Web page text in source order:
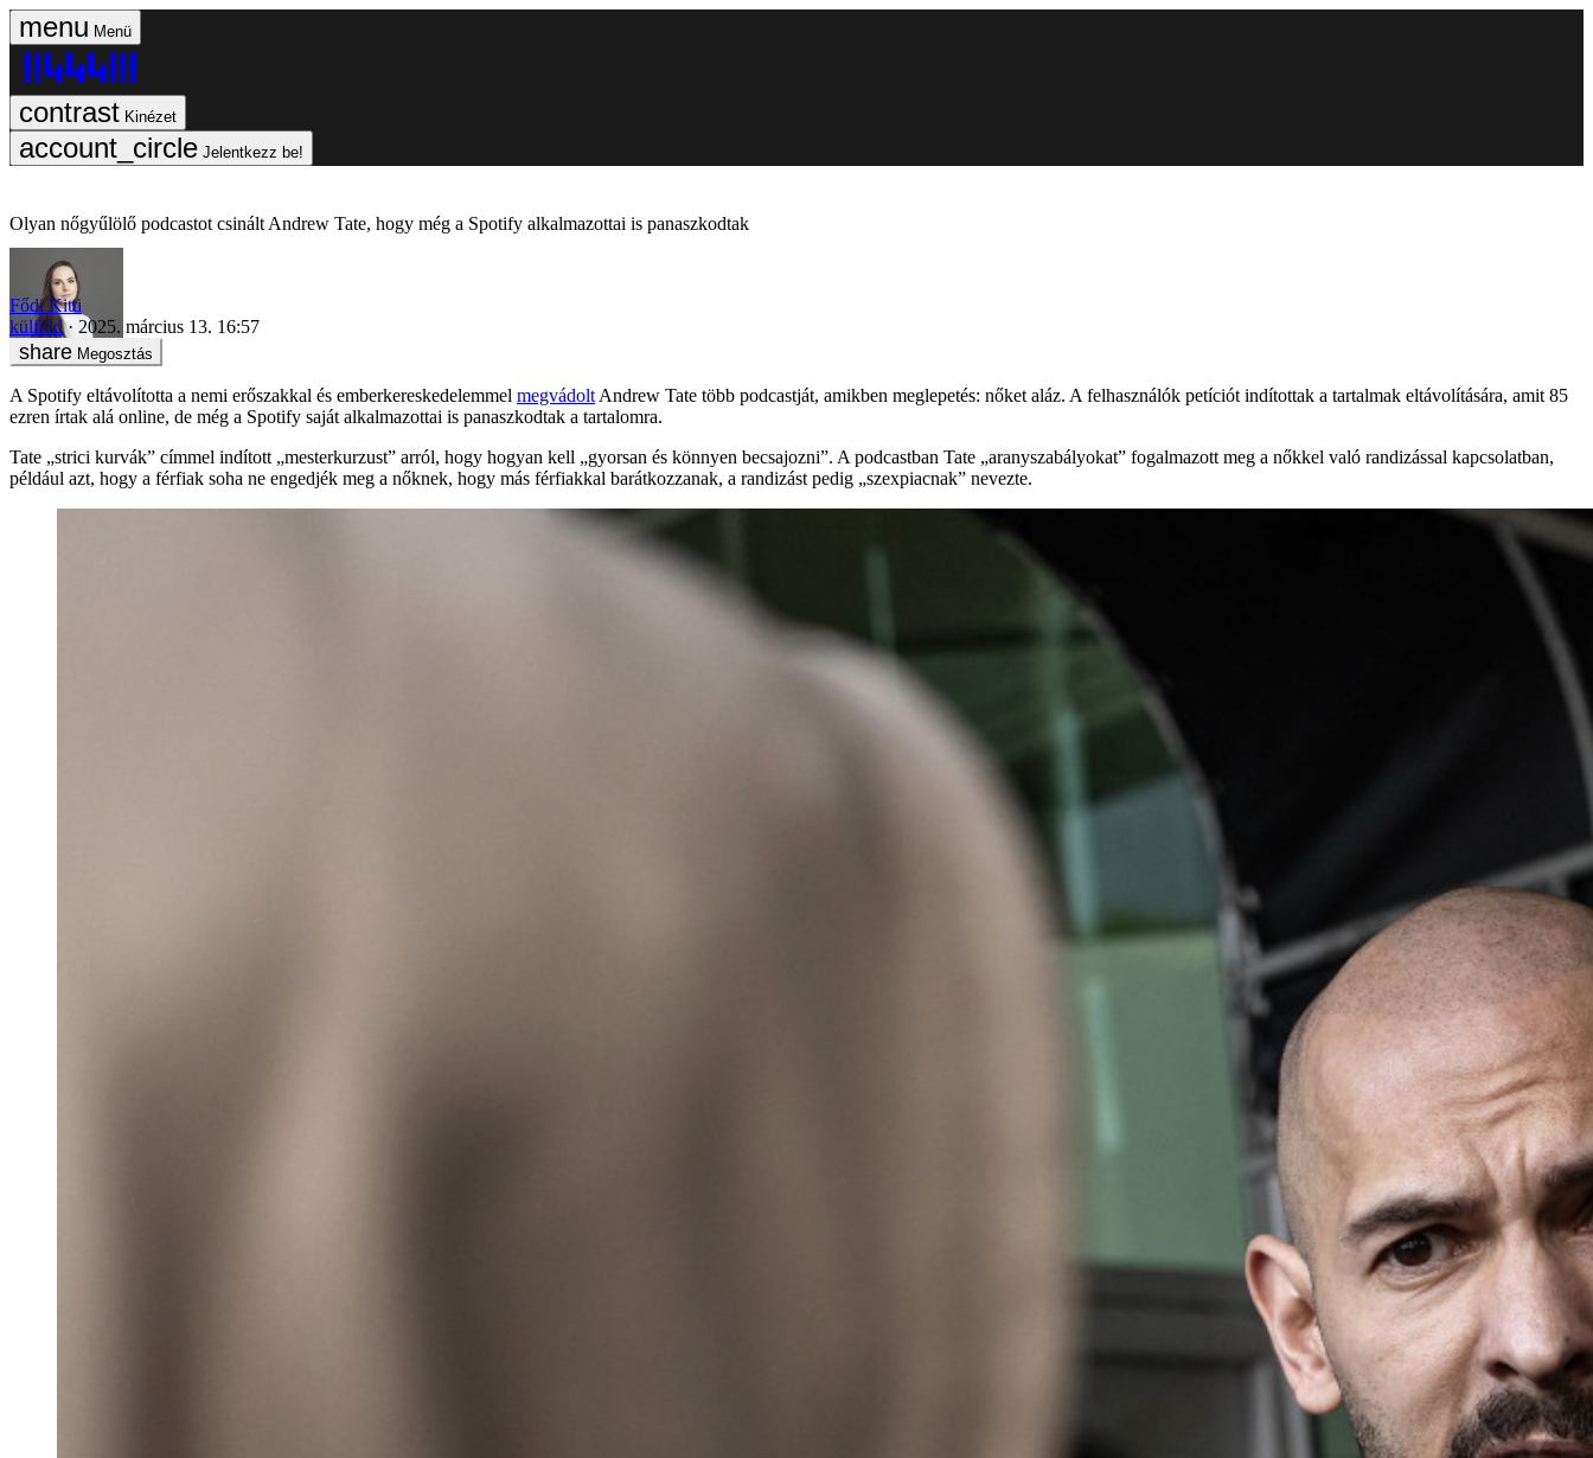
Menü
Kinézet
Jelentkezz be!
Olyan nőgyűlölő podcastot csinált Andrew Tate, hogy még a Spotify alkalmazottai is panaszkodtak
Fődi Kitti
külföld
2025. március 13. 16:57
Megosztás
A Spotify eltávolította a nemi erőszakkal és emberkereskedelemmel megvádolt Andrew Tate több podcastját, amikben meglepetés: nőket aláz. A felhasználók petíciót indítottak a tartalmak eltávolítására, amit 85
ezren írtak alá online, de még a Spotify saját alkalmazottai is panaszkodtak a tartalomra.
Tate „strici kurvák” címmel indított „mesterkurzust” arról, hogy hogyan kell „gyorsan és könnyen becsajozni”. A podcastban Tate „aranyszabályokat” fogalmazott meg a nőkkel való randizással kapcsolatban,
például azt, hogy a férfiak soha ne engedjék meg a nőknek, hogy más férfiakkal barátkozzanak, a randizást pedig „szexpiacnak” nevezte.